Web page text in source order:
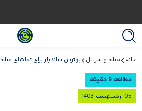
خانه فیلم و سریال بهترین ساندبار برای تماشای فیلم Dune 2 2024
مطالعه 9 دقیقه
05 اردیبهشت 1403